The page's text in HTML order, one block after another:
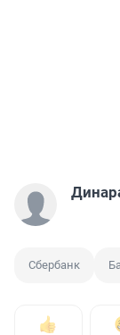
Сбербанк